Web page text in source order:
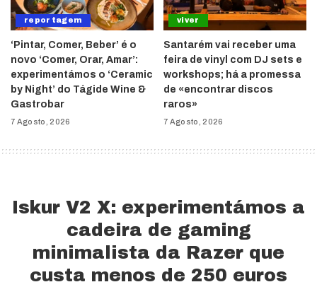
reportagem
‘Pintar, Comer, Beber’ é o
novo ‘Comer, Orar, Amar’:
experimentámos o ‘Ceramic
by Night’ do Tágide Wine &
Gastrobar
7 Agosto, 2026
viver
Santarém vai receber uma
feira de vinyl com DJ sets e
workshops; há a promessa
de «encontrar discos
raros»
7 Agosto, 2026
Iskur V2 X: experimentámos a
cadeira de gaming
minimalista da Razer que
custa menos de 250 euros